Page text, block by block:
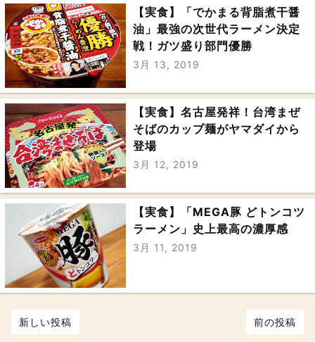
【実食】「でかまる背脂煮干醤
油」最強の次世代ラーメン決定
戦！ガツ盛り部門優勝
3月 13, 2019
【実食】名古屋発祥！台湾まぜ
そばのカップ麺がヤマダイから
登場
3月 12, 2019
【実食】「MEGA豚 どトンコツ
ラーメン」史上最高の濃厚感
3月 11, 2019
新しい投稿 前の投稿